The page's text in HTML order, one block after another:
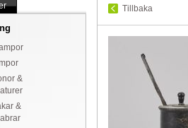
&
&
Tillbaka